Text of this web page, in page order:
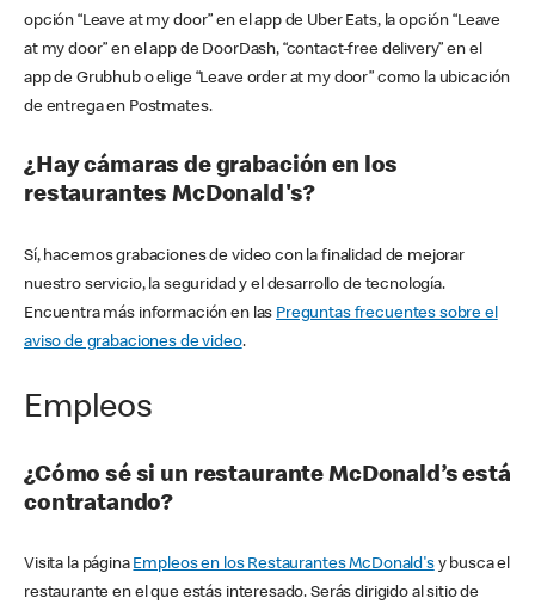
opción “Leave at my door” en el app de Uber Eats, la opción “Leave
at my door” en el app de DoorDash, “contact-free delivery” en el
app de Grubhub o elige “Leave order at my door” como la ubicación
de entrega en Postmates.
¿Hay cámaras de grabación en los
restaurantes McDonald's?
Sí, hacemos grabaciones de video con la finalidad de mejorar
nuestro servicio, la seguridad y el desarrollo de tecnología.
Encuentra más información en las Preguntas frecuentes sobre el
aviso de grabaciones de video.
Empleos
¿Cómo sé si un restaurante McDonald’s está
contratando?
Visita la página Empleos en los Restaurantes McDonald'sy busca el
restaurante en el que estás interesado. Serás dirigido al sitio de